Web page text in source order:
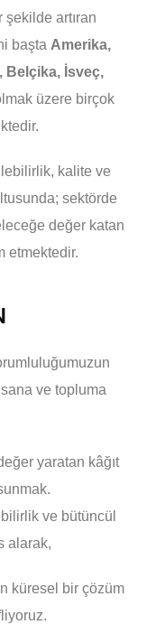
şekilde artıran
başta Amerika,
Belçika, İsveç,
üzere birçok
kalite ve
sektörde
değer katan
etmektedir.
ve topluma
yaratan kâğıt
ve bütüncül
alarak,
küresel bir çözüm